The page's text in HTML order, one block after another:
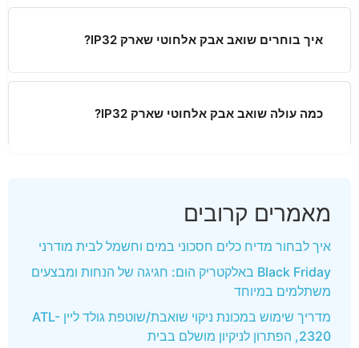
איך בוחרים שואב אבק אלחוטי שארק IP32?
כמה עולה שואב אבק אלחוטי שארק IP32?
מאמרים קרובים
איך לבחור מדיח כלים חסכוני במים וחשמל לבית מודרני
Black Friday באלקטריק הום: חגיגה של הנחות ומבצעים
משתלמים במיוחד
מדריך שימוש במכונת ניקוי שואבת/שוטפת גולד ליין ATL-
2320, הפתרון לניקיון מושלם בבית